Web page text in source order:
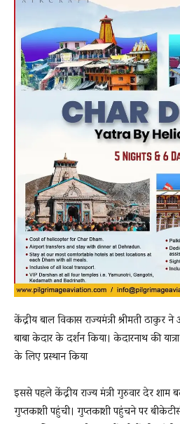
केंद्रीय बाल विकास राज्यमंत्री श्रीमती ठाकुर
बाबा केदार के दर्शन किया। केदारनाथ की
के लिए प्रस्थान किया
इससे पहले केंद्रीय राज्य मंत्री गुरुवार देर शाम
गुप्तकाशी पहुंची। गुप्तकाशी पहुंचने पर